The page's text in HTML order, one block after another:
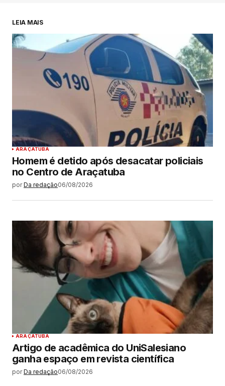
LEIA MAIS
ARAÇATUBA
Homem é detido após desacatar policiais
no Centro de Araçatuba
por Da redação06/08/2026
ARAÇATUBA
Artigo de acadêmica do UniSalesiano
ganha espaço em revista científica
por Da redação06/08/2026